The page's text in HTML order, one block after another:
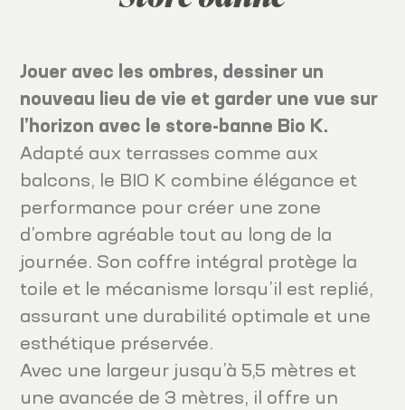
Jouer avec les ombres, dessiner un
nouveau lieu de vie et garder une vue sur
l’horizon avec le store-banne Bio K.
Adapté aux terrasses comme aux
balcons, le BIO K combine élégance et
performance pour créer une zone
d’ombre agréable tout au long de la
journée. Son coffre intégral protège la
toile et le mécanisme lorsqu’il est replié,
assurant une durabilité optimale et une
esthétique préservée.
Avec une largeur jusqu’à 5,5 mètres et
une avancée de 3 mètres, il offre un